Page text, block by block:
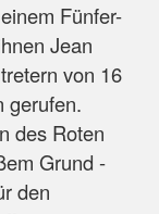
Fünfer-
Jean
von 16
gerufen.
des Roten
Grund -
den